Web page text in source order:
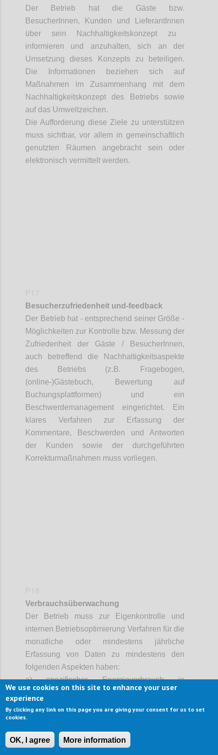
Der Betrieb hat die Gäste bzw.
BesucherInnen, Kunden und
LieferantInnen
über sein Nachhaltigkeitskonzept zu
informieren und anzuhalten, sich an der
Umsetzung dieses Konzepts zu beteiligen.
Die Informationen beziehen sich auf
Maßnahmen im Zusammenhang mit dem
Nachhaltigkeitskonzept des Betriebs sowie
auf das Umweltzeichen.
Die Aufforderung diese Ziele zu unterstützen
muss sichtbar, vor allem in gemeinschaftlich
genutzten Räumen angebracht sein oder
elektronisch vermittelt werden.
Besucherzufriedenheit und-feedback
Der Betrieb hat - entsprechend seiner Größe -
Möglichkeiten zur Kontrolle bzw. Messung der
Zufriedenheit der Gäste /
BesucherInnen,
auch betreffend die Nachhaltigkeitsaspekte
des Betriebs
(z.B. Fragebogen,
(online-)Gästebuch, Bewertung auf
Buchungsplattformen) und ein
Beschwerdemanagement eingerichtet. Ein
klares Verfahren zur Erfassung der
Kommentare, Beschwerden und Antworten
der Kunden sowie der durchgeführten
Korrekturmaßnahmen muss vorliegen.
Verbrauchsüberwachung
Der Betrieb muss zur Eigenkontrolle und
internen Betriebsoptimierung Verfahren für die
monatliche oder mindestens jährliche
Erfassung von Daten zu mindestens den
folgenden Aspekten haben:
a) spezifischer Energieverbrauch je
Gast/BesucherIn/Kunde und Einheit (z.B.
kWh/Übernachtung und/oder kWh/m
Innenfläche im Jahr);
b) prozentualer Anteil des
Endenergieverbrauchs, der durch ggf. vor Ort
We use cookies on this site to enhance your user
experience
By clicking any link on this page you are giving your consent for us to set
cookies.
OK, I agree More information